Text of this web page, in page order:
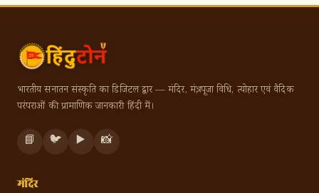
भारतीय सनातन संस्कृति का डिजिटल द्वार — मंदिर, मंत्र, पूजा विधि, त्योहार एवं वैदिक
परंपराओं की प्रामाणिक जानकारी हिंदी में।
📘 🐦 ▶️ 📸
मंदिर